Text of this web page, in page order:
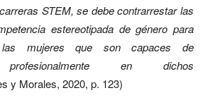
STEM, se debe contrarrestar las
estereotipada de género para
mujeres que son capaces de
profesionalmente en dichos
y Morales, 2020, p. 123)